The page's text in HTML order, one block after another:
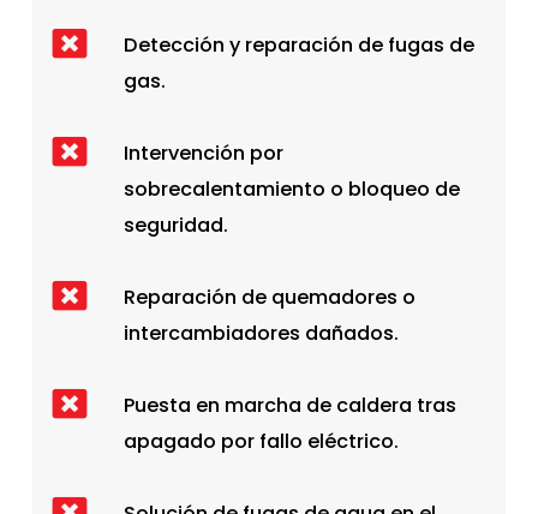
Detección y reparación de fugas de
gas.
Intervención por
sobrecalentamiento o bloqueo de
seguridad.
Reparación de quemadores o
intercambiadores dañados.
Puesta en marcha de caldera tras
apagado por fallo eléctrico.